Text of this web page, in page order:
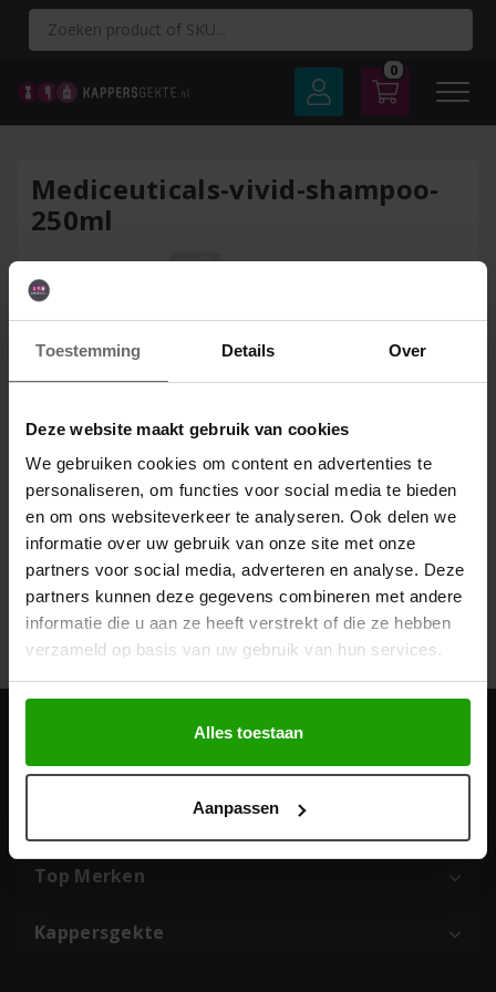
Toestemming Details Over
Deze website maakt gebruik van cookies
We gebruiken cookies om content en advertenties te
personaliseren, om functies voor social media te bieden
en om ons websiteverkeer te analyseren. Ook delen we
informatie over uw gebruik van onze site met onze
partners voor social media, adverteren en analyse. Deze
partners kunnen deze gegevens combineren met andere
informatie die u aan ze heeft verstrekt of die ze hebben
verzameld op basis van uw gebruik van hun services.
Alles toestaan
Aanpassen
Spring
0
Mediceuticals-vivid-shampoo-
250ml
Geef een reactie
ingelogd zijn op om een reactie te plaatsen.
Adres & contact
Populaire categorieën
Top Merken
Kappersgekte